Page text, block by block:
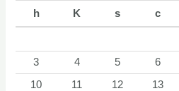
h K s c
3
4 5 6
10
11 12 13